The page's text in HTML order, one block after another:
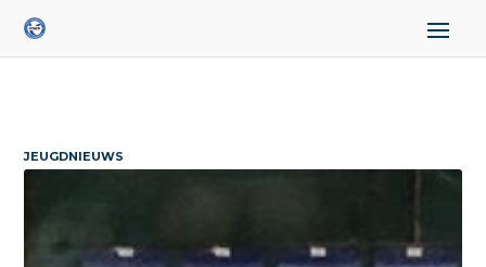
JEUGDNIEUWS